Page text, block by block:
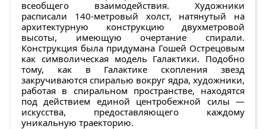
всеобщего взаимодействия. Художники
расписали 140-метровый холст, натянутый на
архитектурную конструкцию двухметровой
высоты, имеющую очертание спирали.
Конструкция была придумана Гошей Острецовым
как символическая модель Галактики. Подобно
тому, как в Галактике скопления звезд
закручиваются спиралью вокруг ядра, художники,
работая в спиральном пространстве, находятся
под действием единой центробежной силы —
искусства, предоставляющего каждому
уникальную траекторию.